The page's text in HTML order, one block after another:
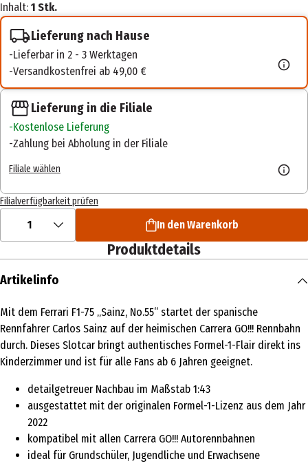
Inhalt: 1 Stk.
Lieferung nach Hause
Lieferbar in 2 - 3 Werktagen
Versandkostenfrei ab 49,00 €
Lieferung in die Filiale
Kostenlose Lieferung
Zahlung bei Abholung in der Filiale
Filiale wählen
Filialverfügbarkeit prüfen
1 In den Warenkorb
Produktdetails
Artikelinfo
Mit dem Ferrari F1-75 „Sainz, No.55“ startet der spanische
Rennfahrer Carlos Sainz auf der heimischen Carrera GO!!! Rennbahn
durch. Dieses Slotcar bringt authentisches Formel-1-Flair direkt ins
Kinderzimmer und ist für alle Fans ab 6 Jahren geeignet.
detailgetreuer Nachbau im Maßstab 1:43
ausgestattet mit der originalen Formel-1-Lizenz aus dem Jahr
2022
kompatibel mit allen Carrera GO!!! Autorennbahnen
ideal für Grundschüler, Jugendliche und Erwachsene